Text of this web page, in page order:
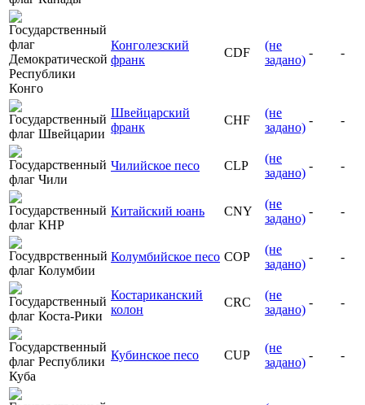
Конголезский
франк
CDF
(не
задано)
- -
Швейцарский
франк
CHF
(не
задано)
- -
Чилийское песо CLP
(не
задано)
- -
Китайский юань CNY
(не
задано)
- -
Колумбийское песо COP
(не
задано)
- -
Костариканский
колон
CRC
(не
задано)
- -
Кубинское песо CUP
(не
задано)
- -